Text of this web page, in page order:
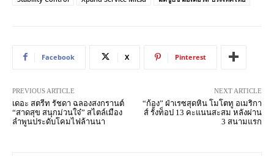
Facebook X Pinterest
PREVIOUS ARTICLE
เดอะ สตรีท รัชดา ฉลองสงกรานต์
“สาดสุข สนุกม่วนใจ๋” สไตล์เมือง
ลำพูนประดับโคมไฟล้านนา
NEXT ARTICLE
“ก้อง” ฝ่าเรซสุดหิน โมโตทู อเมริกา
ส์ รั้งท็อป 13 คะแนนสะสม หลังผ่าน
3 สนามแรก